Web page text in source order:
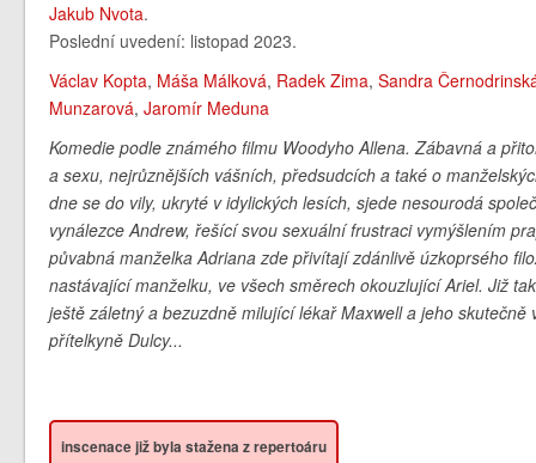
Jakub Nvota.
Poslední uvedení: listopad 2023.
Václav Kopta, Máša Málková, Radek Zima,Sandra
Munzarová,Jaromír Meduna
Komedie podle známého filmu Woodyho Allena. Zábavná a
a sexu, nejrůznějších vášních, předsudcích a také o
dne se do vily, ukryté v idylických lesích, sjede nesourodá
vynálezce Andrew, řešící svou sexuální frustraci vymýšlením
půvabná manželka Adriana zde přivítají zdánlivě úzkoprsého
nastávající manželku, ve všech směrech okouzlující Ariel. Již
ještě záletný a bezuzdně milující lékař Maxwell a jeho skutečně
přítelkyně Dulcy...
inscenace již byla stažena z repertoáru